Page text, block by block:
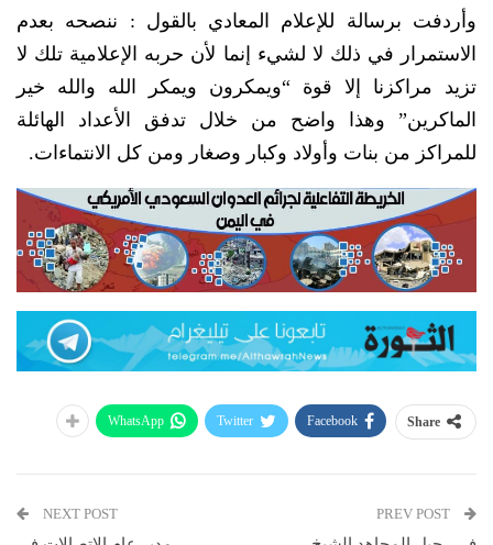
وأردفت برسالة للإعلام المعادي بالقول : ننصحه بعدم
الاستمرار في ذلك لا لشيء إنما لأن حربه الإعلامية تلك لا
تزيد مراكزنا إلا قوة “ويمكرون ويمكر الله والله خير
الماكرين” وهذا واضح من خلال تدفق الأعداد الهائلة
للمراكز من بنات وأولاد وكبار وصغار ومن كل الانتماءات.
Share
Facebook
Twitter
WhatsApp
NEXT POST